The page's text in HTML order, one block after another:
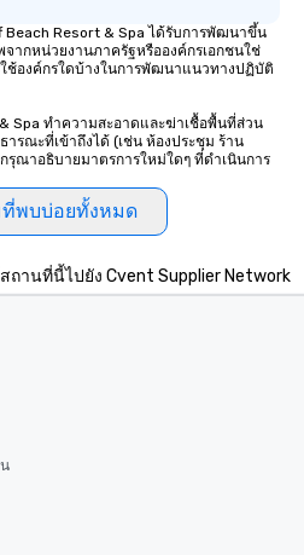
Beach Resort & Spa ได้รับการพัฒนาขึ้น
ากหน่วยงานภาครัฐหรือองค์กรเอกชนใช่
ช้องค์กรใดบ้างในการพัฒนาแนวทางปฏิบัติ
Spa ทำความสะอาดและฆ่าเชื้อพื้นที่ส่วน
รณะที่เข้าถึงได้ (เช่น ห้องประชุม ร้าน
รุณาอธิบายมาตรการใหม่ใดๆ ที่ดำเนินการ
พบบ่อยทั้งหมด
ถานที่นี้ไปยัง Cvent Supplier Network